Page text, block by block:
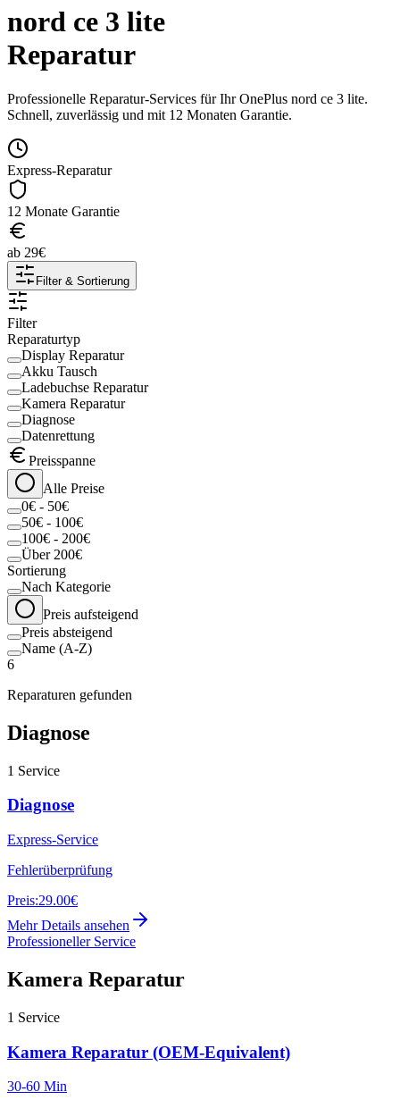
nord ce 3 lite
Reparatur
Professionelle Reparatur-Services für IhrOnePlus nord ce 3 lite.
Schnell, zuverlässig und mit 12 Monaten Garantie.
Express-Reparatur
12 Monate Garantie
ab 29€
Filter & Sortierung
Filter
Reparaturtyp
Display Reparatur
Akku Tausch
Ladebuchse Reparatur
Kamera Reparatur
Diagnose
Datenrettung
Preisspanne
Alle Preise
0€ - 50€
50€ - 100€
100€ - 200€
Über 200€
Sortierung
Nach Kategorie
Preis aufsteigend
Preis absteigend
Name (A-Z)
6
Reparaturen gefunden
Diagnose
1 Service
Diagnose
Express-Service
Fehlerüberprüfung
Preis:29.00€
Mehr Details ansehen
Professioneller Service
Kamera Reparatur
1 Service
Kamera Reparatur (OEM-Equivalent)
30-60 Min